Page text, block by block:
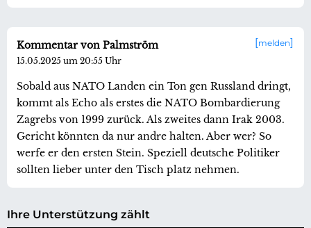
melden
Kommentar von Palmström
15.05.2025 um 20:55 Uhr
Sobald aus NATO Landen ein Ton gen Russland dringt,
kommt als Echo als erstes die NATO Bombardierung
Zagrebs von 1999 zurück. Als zweites dann Irak 2003.
Gericht könnten da nur andre halten. Aber wer? So
werfe er den ersten Stein. Speziell deutsche Politiker
sollten lieber unter den Tisch platz nehmen.
Ihre Unterstützung zählt